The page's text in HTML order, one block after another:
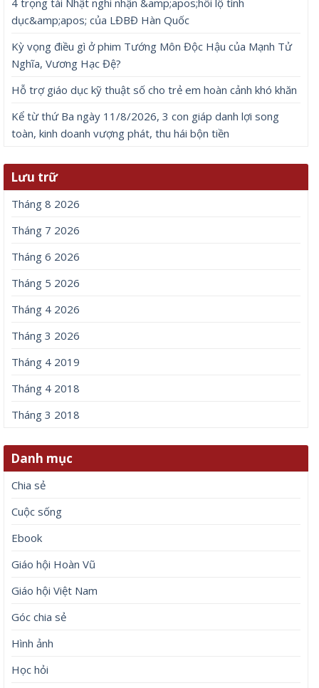
4 trọng tài Nhật nghi nhận &amp;apos;hối lộ tình
dục&amp;apos; của LĐBĐ Hàn Quốc
Kỳ vọng điều gì ở phim Tướng Môn Độc Hậu của Mạnh Tử
Nghĩa, Vương Hạc Đệ?
Hỗ trợ giáo dục kỹ thuật số cho trẻ em hoàn cảnh khó khăn
Kể từ thứ Ba ngày 11/8/2026, 3 con giáp danh lợi song
toàn, kinh doanh vượng phát, thu hái bộn tiền
Lưu trữ
Tháng 8 2026
Tháng 7 2026
Tháng 6 2026
Tháng 5 2026
Tháng 4 2026
Tháng 3 2026
Tháng 4 2019
Tháng 4 2018
Tháng 3 2018
Danh mục
Chia sẻ
Cuộc sống
Ebook
Giáo hội Hoàn Vũ
Giáo hội Việt Nam
Góc chia sẻ
Hình ảnh
Học hỏi